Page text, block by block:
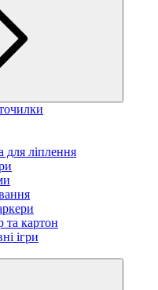
для ліплення
та картон
ігри